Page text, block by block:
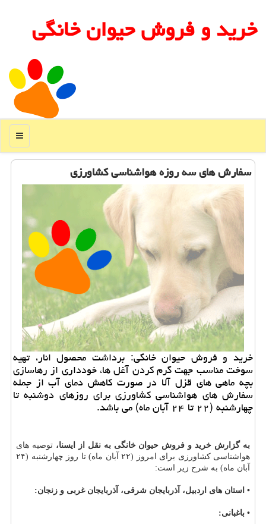
خرید و فروش حیوان خانگی
منو
سفارش های سه روزه هواشناسی كشاورزی
خرید و فروش حیوان خانگی: برداشت محصول انار، تهیه
سوخت مناسب جهت گرم كردن آغل ها، خودداری از رهاسازی
بچه ماهی های قزل آلا در صورت كاهش دمای آب از جمله
سفارش های هواشناسی كشاورزی برای روزهای دوشنبه تا
چهارشنبه (۲۲ تا ۲۴ آبان ماه) می باشد.
به گزارش خرید و فروش حیوان خانگی به نقل از ایسنا،توصیه های
هواشناسی كشاورزی برای امروز (۲۲ آبان ماه) تا روز چهارشنبه (۲۴
آبان ماه) به شرح زیر است:
• استان های اردبیل، آذربایجان شرقی، آذربایجان غربی و زنجان:
• باغبانی: